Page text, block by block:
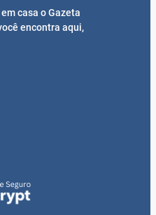
casa o Gazeta
encontra aqui,